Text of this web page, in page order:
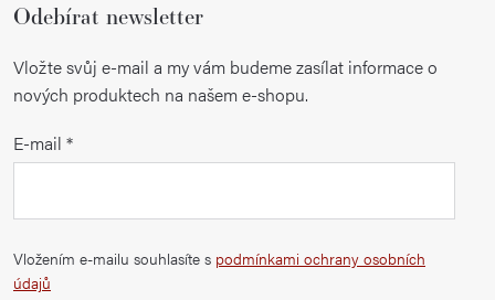
Odebírat newsletter
Vložte svůj e-mail a my vám budeme zasílat informace o
nových produktech na našem e-shopu.
E-mail
Vložením e-mailu souhlasíte s podmínkami ochrany osobních
údajů